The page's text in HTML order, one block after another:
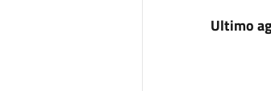
Ultimo